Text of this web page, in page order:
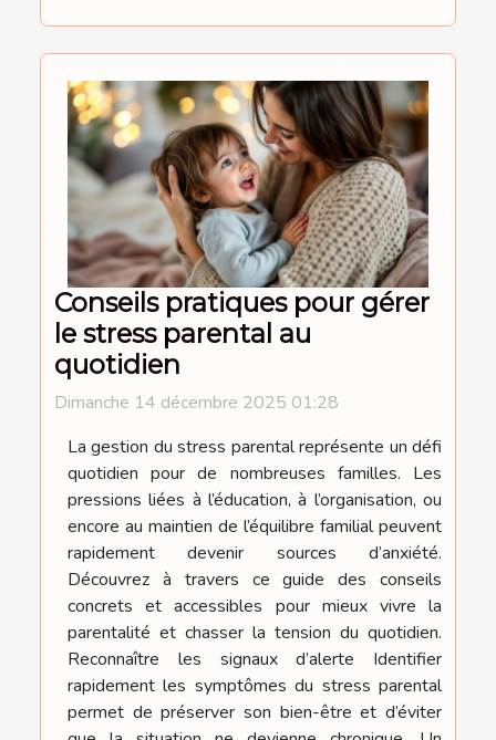
Conseils pratiques pour gérer
le stress parental au
quotidien
Dimanche 14 décembre 2025 01:28
La gestion du stress parental représente un défi
quotidien pour de nombreuses familles. Les
pressions liées à l’éducation, à l’organisation, ou
encore au maintien de l’équilibre familial peuvent
rapidement devenir sources d’anxiété.
Découvrez à travers ce guide des conseils
concrets et accessibles pour mieux vivre la
parentalité et chasser la tension du quotidien.
Reconnaître les signaux d’alerte Identifier
rapidement les symptômes du stress parental
permet de préserver son bien-être et d’éviter